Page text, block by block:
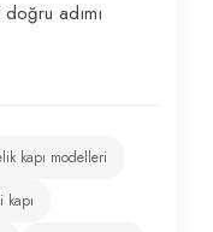
adımı
kapı modelleri